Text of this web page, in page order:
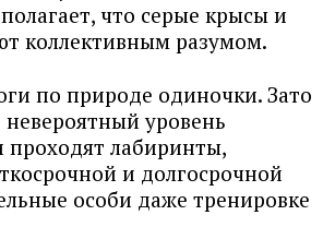
что серые крысы и
коллективным разумом.
по природе одиночки. Зато
уровень
проходят лабиринты,
и долгосрочной
особи даже тренировке